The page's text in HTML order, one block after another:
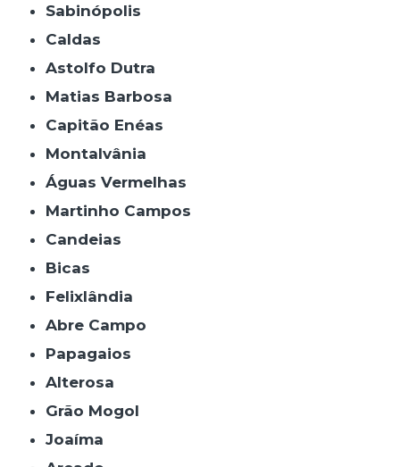
Sabinópolis
Caldas
Astolfo Dutra
Matias Barbosa
Capitão Enéas
Montalvânia
Águas Vermelhas
Martinho Campos
Candeias
Bicas
Felixlândia
Abre Campo
Papagaios
Alterosa
Grão Mogol
Joaíma